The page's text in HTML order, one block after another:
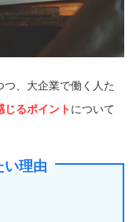
、大企業で働く人た
じるポイントについて
理由